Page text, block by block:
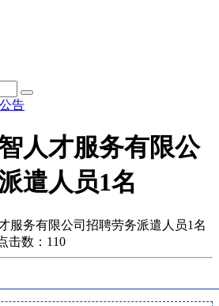
告
人才服务有限公
遣人员1名
服务有限公司招聘劳务派遣人员1名
击数： 110